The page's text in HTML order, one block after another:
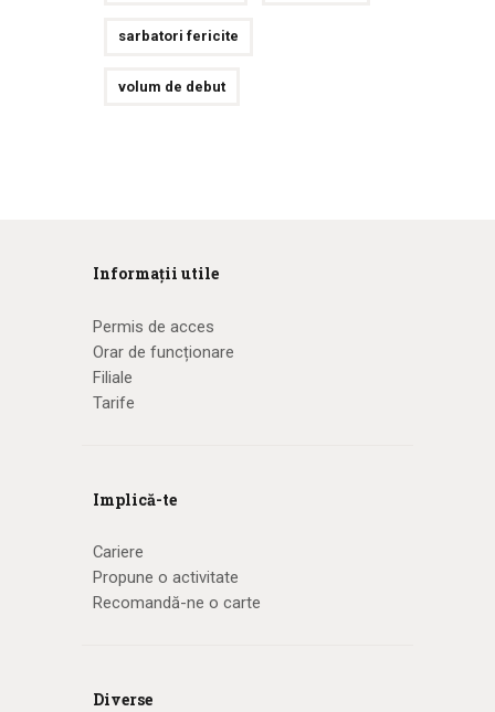
sarbatori fericite
volum de debut
Informații utile
Permis de acces
Orar de funcționare
Filiale
Tarife
Implică-te
Cariere
Propune o activitate
Recomandă-ne o carte
Diverse